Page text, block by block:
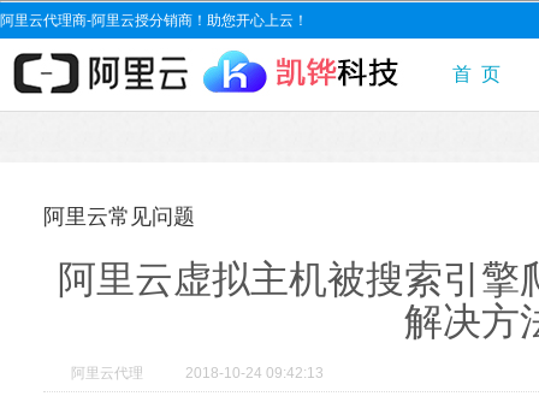
阿里云代理商-阿里云授分销商！助您开心上云！
首 页
阿里云常见问题
阿里云虚拟主机被搜索引擎
解决方
阿里云代理 2018-10-24 09:42:13